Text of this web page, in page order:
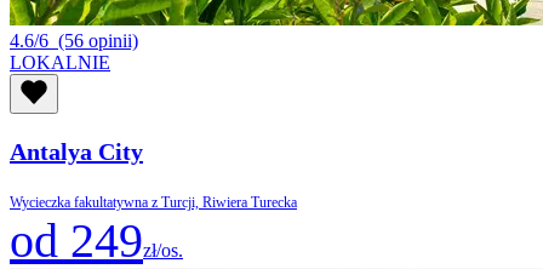
4.6/6 (56 opinii)
LOKALNIE
Antalya City
Wycieczka fakultatywna z Turcji, Riwiera Turecka
od 249zł/os.